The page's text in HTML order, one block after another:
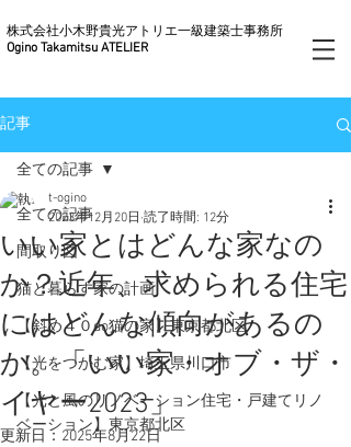
株式会社小木野貴光アトリエ一級建築士事務所
Ogino Takamitsu ATELIER
記事
全ての記事
間取り図
猫と暮らす家の計画
【斜め４０do猫の家】東京都北区
【光をつかむ家】埼玉県川口市
【光と風のリノベーション住宅・戸建てリノ
ベーション】東京都北区
全ての記事
いい家とはどんな家なの
か？近年、求められる住宅
にはどんな傾向があるの
か。「いい家・オブ・ザ・
イヤー2023」
t-ogino
2023年12月20日 読了時間: 12分
更新日： 2025年8月22日